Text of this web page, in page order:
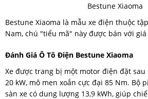
Bestune Xiaoma
Bestune Xiaoma là mẫu xe điện thuộc
Nam, chú "tiểu mã" này được bán với
Đánh Giá Ô Tô Điện Bestune Xiaoma
Xe được trang bị một motor điện đặt sau
20 kW, mô men xoắn cực đại 85 Nm. Bộ
sàn xe có dung lượng 13,9 kWh, giúp